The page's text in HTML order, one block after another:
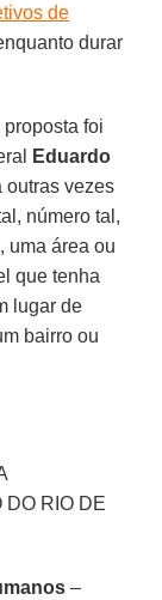
de
durar
proposta foi
Eduardo
outras vezes
número tal,
uma área ou
que tenha
lugar de
bairro ou
DO RIO DE
–